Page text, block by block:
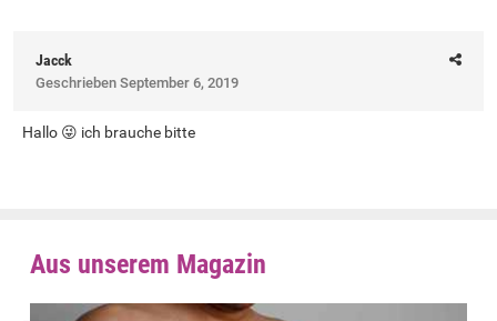
Jacck
Geschrieben September 6, 2019
Hallo 😜 ich brauche bitte
Aus unserem Magazin